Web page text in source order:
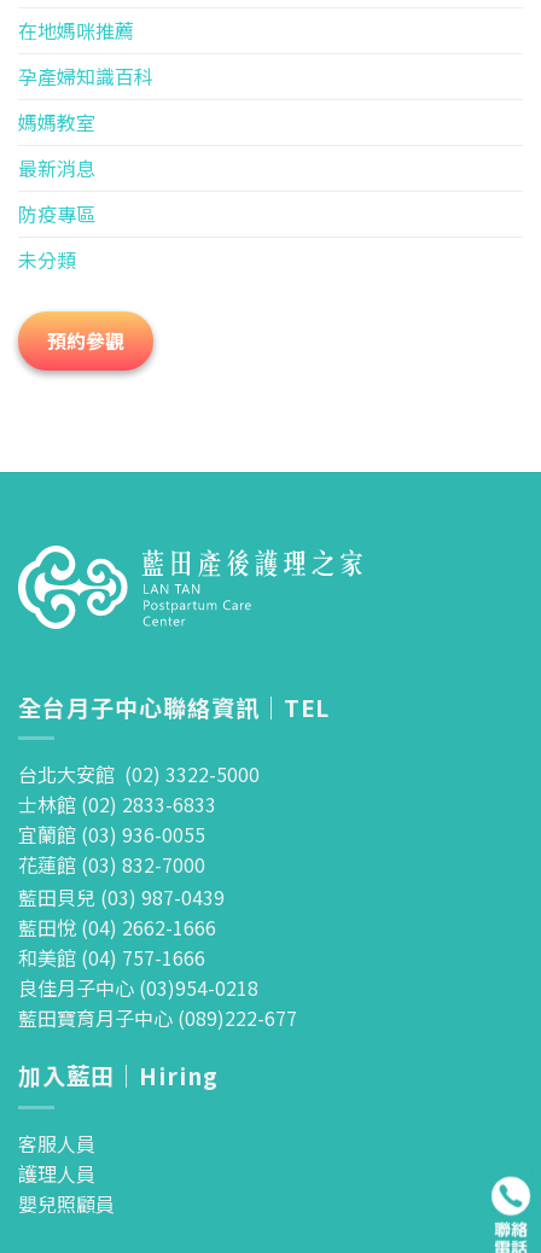
在地媽咪推薦
孕產婦知識百科
媽媽教室
最新消息
防疫專區
未分類
預約參觀
全台月子中心聯絡資訊｜TEL
台北大安館 (02) 3322-5000
士林館 (02) 2833-6833
宜蘭館 (03) 936-0055
花蓮館 (03) 832-7000
藍田貝兒 (03) 987-0439
藍田悅 (04) 2662-1666
和美館 (04) 757-1666
良佳月子中心 (03)954-0218
藍田寶育月子中心 (089)222-677
加入藍田｜Hiring
客服人員
護理人員
嬰兒照顧員